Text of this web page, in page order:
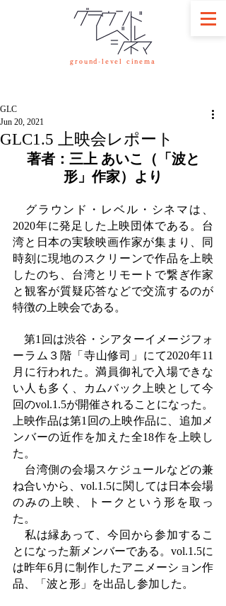
ground-level cinema
GLC1.5 上映会レポート
GLC
Jun 20, 2021
著者：三上 あいこ（「波と
形」作家）より
グラウンド・レベル・シネマは、
2020年に発足した上映団体である。台
湾と日本の実験映画作家が集まり、同
時刻に現地のスクリーンで作品を上映
したのち、台湾とリモートで繋ぎ作家
と観客が質疑応答などで交流するのが
特徴の上映会である。
第1回は渋谷・シアターイメージフォ
ーラム３階「寺山修司」にて2020年11
月に行われた。満員御礼で入場できな
い人も多く、カムバック上映として今
回のvol.1.5が開催されることになった。
上映作品は第1回の上映作品に、追加メ
ンバーの近作を加えた全18作を上映し
た。
台湾側の会場スケジュールなどの兼
ね合いから、vol.1.5に関しては日本会場
のみの上映、トークという形を取っ
た。
私は縁あって、今回から参加するこ
とになった新メンバーである。vol.1.5に
は昨年6月に制作したアニメーション作
品、「波と形」を出品し参加した。